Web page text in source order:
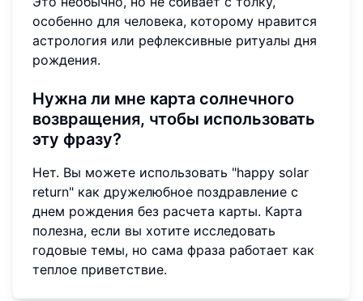
особенно для человека, которому нравится
астрология или рефлексивные ритуалы дня
рождения.
Нужна ли мне карта солнечного
возвращения, чтобы использовать
эту фразу?
Нет. Вы можете использовать "happy solar
return" как дружелюбное поздравление с
днем рождения без расчета карты. Карта
полезна, если вы хотите исследовать
годовые темы, но сама фраза работает как
теплое приветствие.